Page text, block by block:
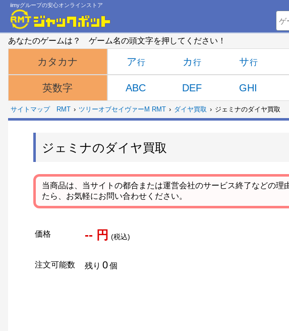
iimyグループの安心オンラインストア
あなたのゲームは？ ゲーム名の頭文字を押してください！
カタカナ
英数字
ア カ サ
ABC DEF GHI
サイトマップ RMT ツリーオブセイヴァーM RMT ダイヤ買取 ジェミナのダイヤ買取
ジェミナのダイヤ買取
当商品は、当サイトの都合または運営会社のサービス終了などの
たら、お気軽にお問い合わせください。
価格 -- 円 (税込)
注文可能数 残り 0個